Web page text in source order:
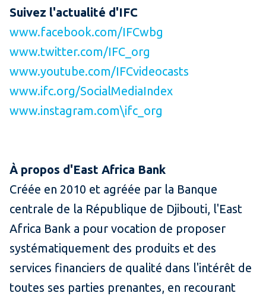
Suivez l'actualité d'IFC
www.facebook.com/IFCwbg
www.twitter.com/IFC_org
www.youtube.com/IFCvideocasts
www.ifc.org/SocialMediaIndex
www.instagram.com\ifc_org
À propos d'East Africa Bank
Créée en 2010 et agréée par la Banque
centrale de la République de Djibouti, l'East
Africa Bank a pour vocation de proposer
systématiquement des produits et des
services financiers de qualité dans l'intérêt de
toutes ses parties prenantes, en recourant